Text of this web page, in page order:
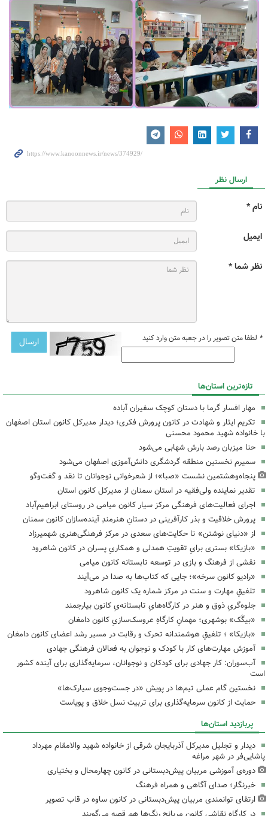
ارسال نظر
نام *
ایمیل
نظر شما *
* لطفا متن تصویر را در جعبه متن وارد کنید
تازه‌ترین استان‌ها
مهار افسار گرما با دستان کوچک سفیران آباده
تکریم ایثار و شهادت در کانون پرورش فکری؛ دیدار مدیرکل کانون استان اصفهان
با خانواده شهید محمود محسنی
حنا میزبان رصد بارش شهابی می‌شود
سمیرم نخستین منطقه گردشگری دانش‌آموزی اصفهان می‌شود
پنجاه‌وهشتمین نشست «صبا»؛ از شعرخوانی نوجوانان تا نقد و گفت‌وگو
تقدیر نماینده ولی‌فقیه در استان سمنان از مدیرکل کانون استان
اجرای فعالیت‌های فرهنگی مرکز سیار کانون میامی در روستای ابراهیم‌آباد
پرورش خلاقیت و بذر کارآفرینی در دستانِ هنرمندِ آینده‌سازان کانون سمنان
از «دنیای نوشتن» تا حکایت‌های سعدی در مرکز فرهنگی‌هنری شهمیرزاد
«بازیکا» بستری برایِ تقویتِ همدلی و همکاریِ پسران در کانون شاهرود
نقشی از فرهنگ و بازی در توسعه تابستانه کانون میامی
«رادیو کانون سرخه»؛ جایی که کتاب‌ها به صدا در می‌آیند
تلفیقِ مهارت و سنت در مرکز شماره یک کانون شاهرود
جلوه‌گریِ ذوق و هنر در کارگاه‌هایِ تابستانه‌یِ کانون بیارجمند
«بیگَک» بوشهری؛ مهمانِ کارگاهِ عروسک‌سازیِ کانون دامغان
«بازیکا» ؛ تلفیقِ هوشمندانه تحرک و رقابت در مسیر رشد اعضای کانون دامغان
آموزش مهارت‌های کار با کودک و نوجوان به فعالان فرهنگی جهادی
آب‌سوران: کار جهادی برای کودکان و نوجوانان، سرمایه‌گذاری برای آینده کشور
است
نخستین گام عملی تیم‌ها در پویش «در جست‌وجوی سیارک‌ها»
حمایت از کانون سرمایه‌گذاری برای تربیت نسل خلاق و پویاست
پربازدید استان‌ها
دیدار و تجلیل مدیرکل آذربایجان شرقی از خانواده شهید والامقام مهرداد
پاشایی‌فر در شهر مراغه
دوره‌ی آموزشی مربیان پیش‌دبستانی در کانون چهارمحال و بختیاری
خبرنگار؛ صدای آگاهی و همراه فرهنگ
ارتقای توانمندی مربیان پیش‌دبستانی در کانون ساوه در قاب تصویر